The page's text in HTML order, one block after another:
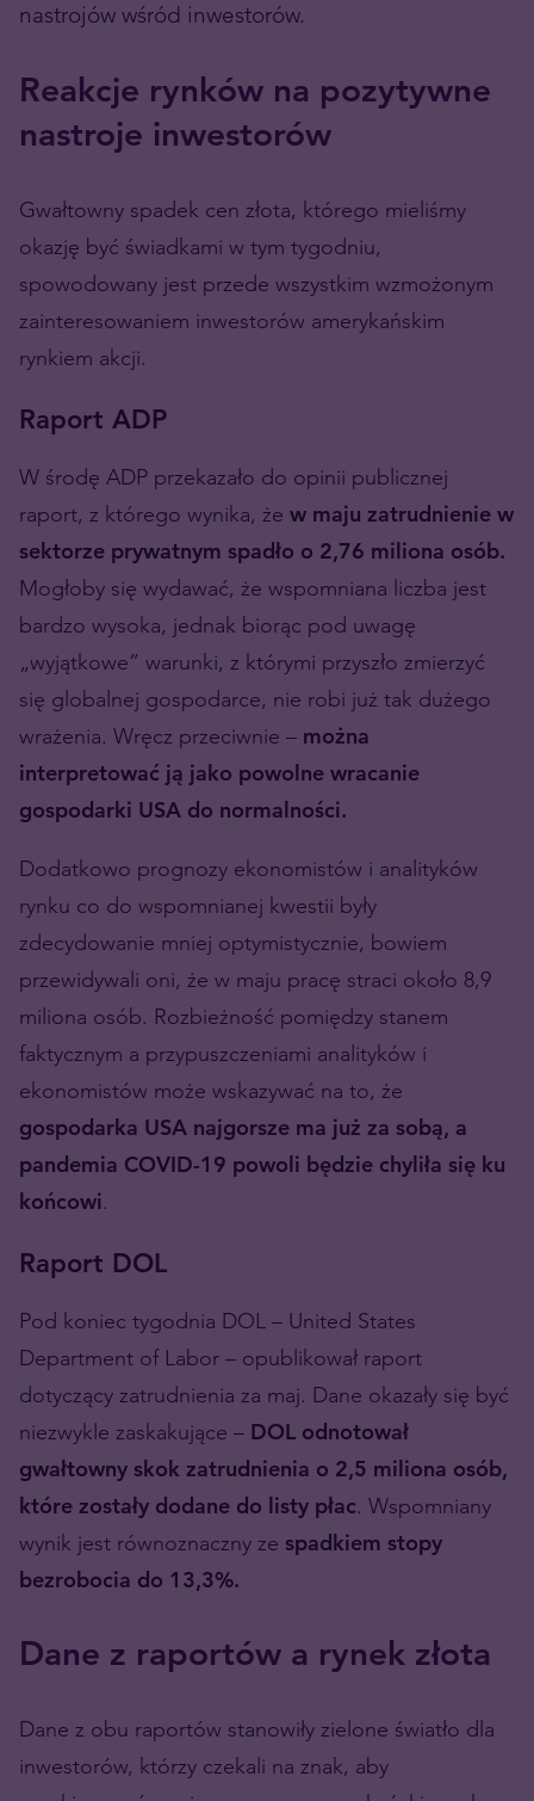
nastrojów wśród inwestorów.
Reakcje rynków na pozytywne
nastroje inwestorów
Gwałtowny spadek cen złota, którego mieliśmy
okazję być świadkami w tym tygodniu,
spowodowany jest przede wszystkim wzmożonym
zainteresowaniem inwestorów amerykańskim
rynkiem akcji.
Raport ADP
W środę ADP przekazało do opinii publicznej
raport, z którego wynika, że w maju zatrudnienie w
sektorze prywatnym spadło o 2,76 miliona osób.
Mogłoby się wydawać, że wspomniana liczba jest
bardzo wysoka, jednak biorąc pod uwagę
„wyjątkowe” warunki, z którymi przyszło zmierzyć
się globalnej gospodarce, nie robi już tak dużego
wrażenia. Wręcz przeciwnie – można
interpretować ją jako powolne wracanie
gospodarki USA do normalności.
Dodatkowo prognozy ekonomistów i analityków
rynku co do wspomnianej kwestii były
zdecydowanie mniej optymistycznie, bowiem
przewidywali oni, że w maju pracę straci około 8,9
miliona osób. Rozbieżność pomiędzy stanem
faktycznym a przypuszczeniami analityków i
ekonomistów może wskazywać na to, że
gospodarka USA najgorsze ma już za sobą, a
pandemia COVID-19 powoli będzie chyliła się ku
końcowi.
Raport DOL
Pod koniec tygodnia DOL – United States
Department of Labor – opublikował raport
dotyczący zatrudnienia za maj. Dane okazały się być
niezwykle zaskakujące – DOL odnotował
gwałtowny skok zatrudnienia o 2,5 miliona osób,
które zostały dodane do listy płac. Wspomniany
wynik jest równoznaczny ze spadkiem stopy
bezrobocia do 13,3%.
Dane z raportów a rynek złota
Dane z obu raportów stanowiły zielone światło dla
inwestorów, którzy czekali na znak, aby